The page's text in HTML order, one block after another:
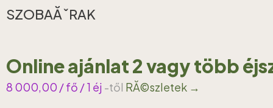
SZOBAĂˇRAK
Online ajánlat 2 vagy több
8 000,00 / fő / 1 éj -től RĂ©szletek →